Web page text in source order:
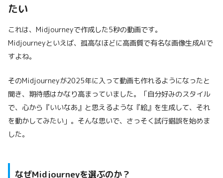
たい
これは、Midjourneyで作成した5秒の動画です。
Midjourneyといえば、孤高なほどに高画質で有名な画像生成AIで
すよね。
そのMidjourneyが2025年に入って動画も作れるようになったと
聞き、期待感はかなり高まっていました。「自分好みのスタイル
で、心から『いいなあ』と思えるような『絵』を生成して、それ
を動かしてみたい」。そんな思いで、さっそく試行錯誤を始めま
した。
なぜMidjourneyを選ぶのか？